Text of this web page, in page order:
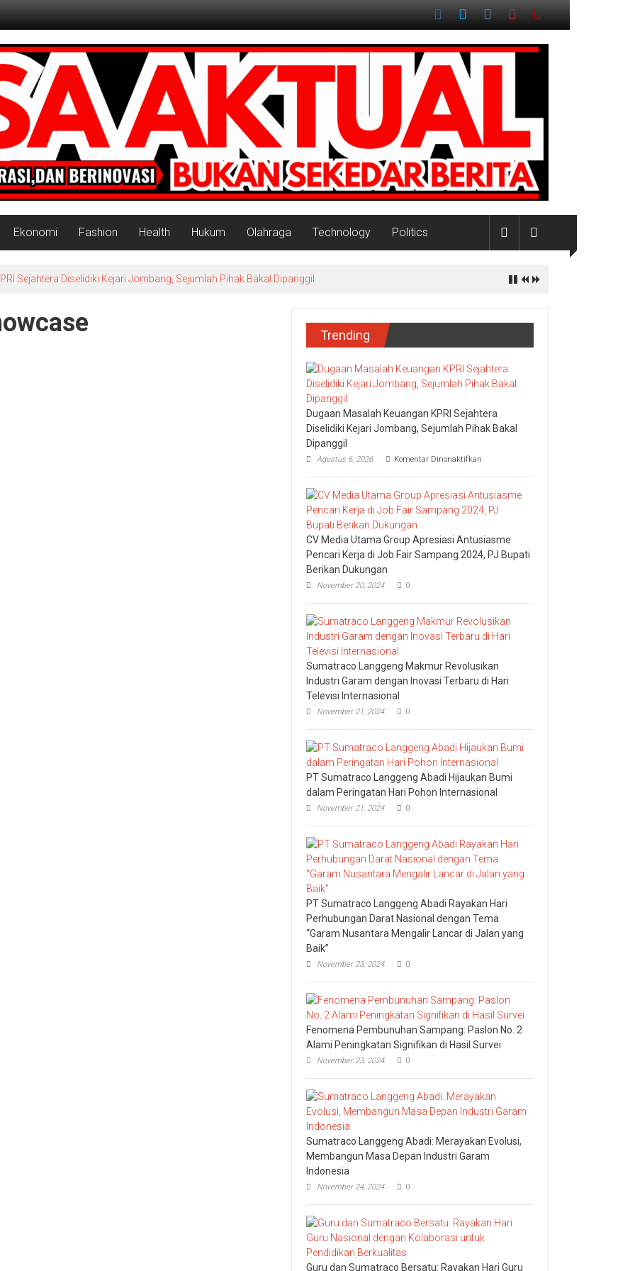
Ekonomi Fashion Health Hukum Olahraga Technology Politics
Sejahtera Diselidiki Kejari Jombang, Sejumlah Pihak Bakal Dipanggil
Trending
Dugaan Masalah Keuangan KPRI Sejahtera
Diselidiki Kejari Jombang, Sejumlah Pihak Bakal
Dipanggil
Agustus 6, 2026 Komentar Dinonaktifkan
Masalah
Keuangan
KPRI
Sejahtera
Kejari
Sejumlah
CV Media Utama Group Apresiasi Antusiasme
Pencari Kerja di Job Fair Sampang 2024, PJ Bupati
Berikan Dukungan
November 20, 2024 0
Sumatraco Langgeng Makmur Revolusikan
Industri Garam dengan Inovasi Terbaru di Hari
Televisi Internasional
November 21, 2024 0
PT Sumatraco Langgeng Abadi Hijaukan Bumi
dalam Peringatan Hari Pohon Internasional
November 21, 2024 0
PT Sumatraco Langgeng Abadi Rayakan Hari
Perhubungan Darat Nasional dengan Tema
“Garam Nusantara Mengalir Lancar di Jalan yang
Baik”
November 23, 2024 0
Fenomena Pembunuhan Sampang: Paslon No. 2
Alami Peningkatan Signifikan di Hasil Survei
November 23, 2024 0
Sumatraco Langgeng Abadi: Merayakan Evolusi,
Membangun Masa Depan Industri Garam
Indonesia
November 24, 2024 0
Guru dan Sumatraco Bersatu: Rayakan Hari Guru